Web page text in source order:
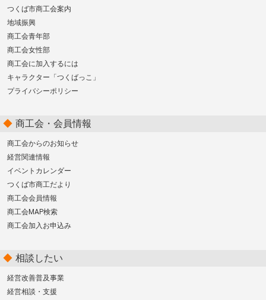
つくば市商工会案内
地域振興
商工会青年部
商工会女性部
商工会に加入するには
キャラクター「つくばっこ」
プライバシーポリシー
商工会・会員情報
商工会からのお知らせ
経営関連情報
イベントカレンダー
つくば市商工だより
商工会会員情報
商工会MAP検索
商工会加入お申込み
相談したい
経営改善普及事業
経営相談・支援